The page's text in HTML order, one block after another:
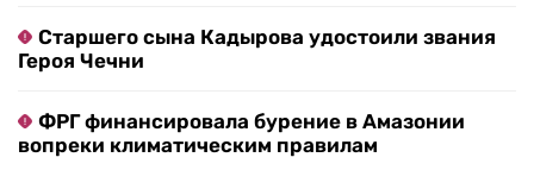
Старшего сына Кадырова удостоили звания
Героя Чечни
ФРГ финансировала бурение в Амазонии
вопреки климатическим правилам